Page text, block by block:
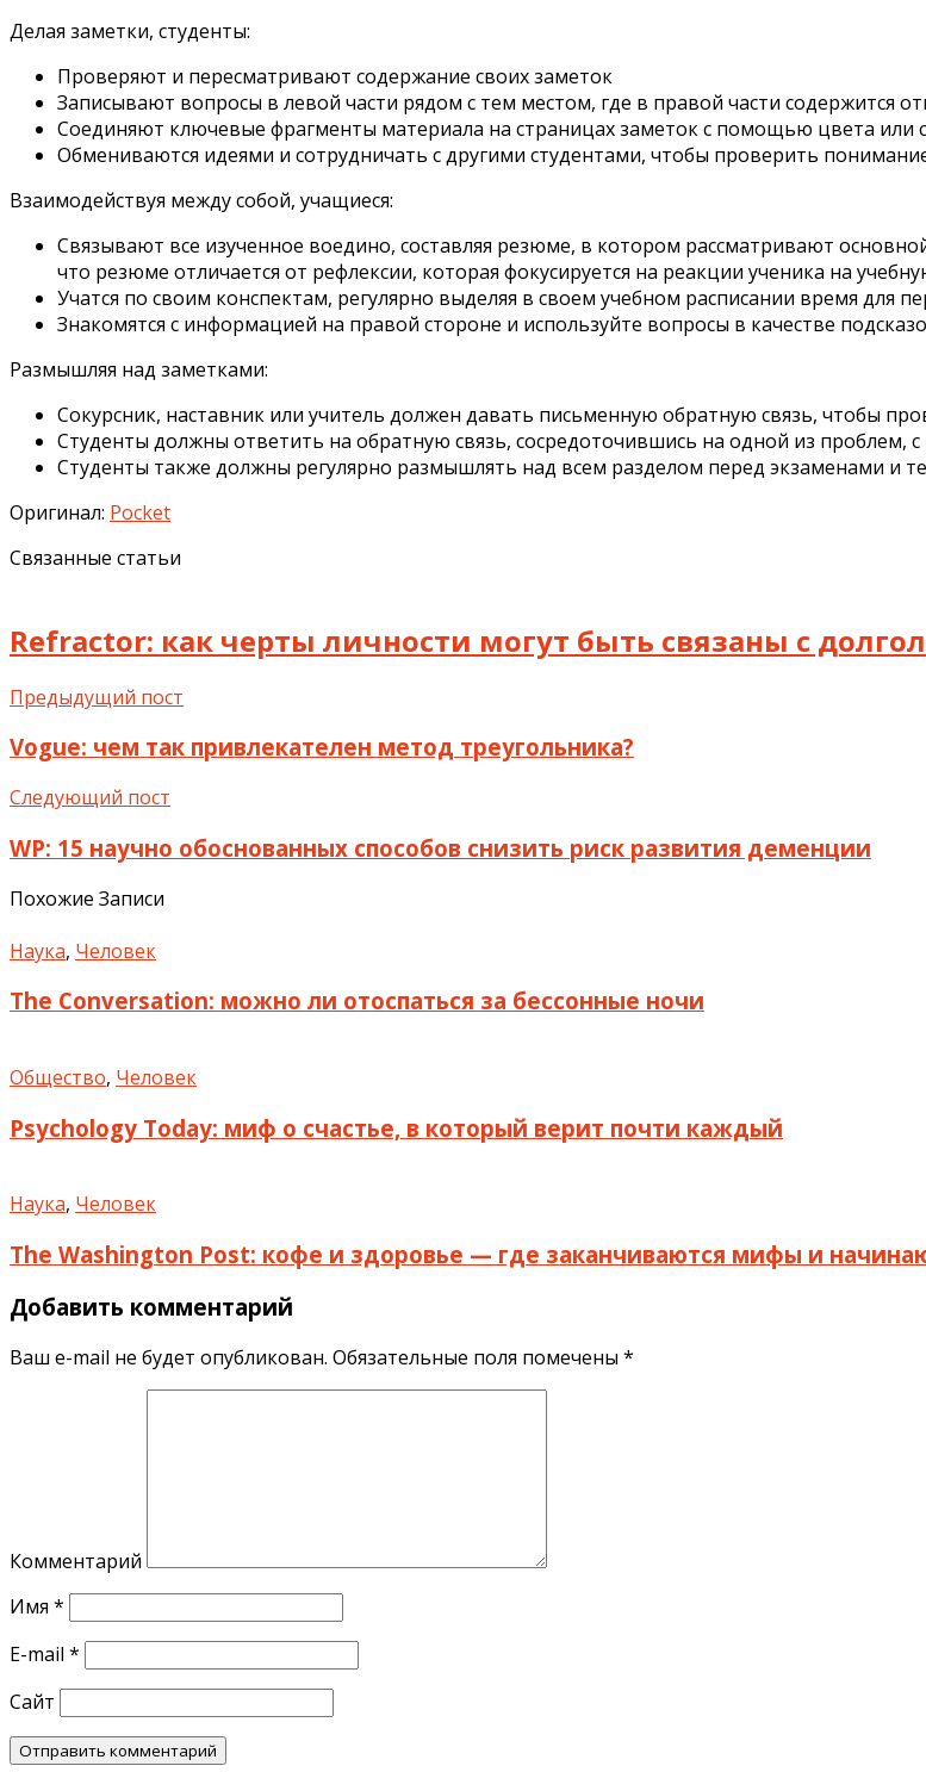
Делая заметки, студенты:
Проверяют и пересматривают содержание своих заметок
Записывают вопросы в левой части рядом с тем местом, где в правой части содержится
Соединяют ключевые фрагменты материала на страницах заметок с помощью цвета или
Обмениваются идеями и сотрудничать с другими студентами, чтобы проверить
Взаимодействуя между собой, учащиеся:
Связывают все изученное воедино, составляя резюме, в котором рассматривают
что резюме отличается от рефлексии, которая фокусируется на реакции ученика на
Учатся по своим конспектам, регулярно выделяя в своем учебном расписании время для
Знакомятся с информацией на правой стороне и используйте вопросы в качестве
Размышляя над заметками:
Сокурсник, наставник или учитель должен давать письменную обратную связь, чтобы
Студенты должны ответить на обратную связь, сосредоточившись на одной из проблем,
Студенты также должны регулярно размышлять над всем разделом перед экзаменами и
Оригинал: Pocket
Связанные статьи
Refractor: как черты личности могут быть связаны с
Предыдущий пост
Vogue: чем так привлекателен метод треугольника?
Следующий пост
WP: 15 научно обоснованных способов снизить риск развития деменции
Похожие Записи
Наука, Человек
The Conversation: можно ли отоспаться за бессонные ночи
Общество, Человек
Psychology Today: миф о счастье, в который верит почти каждый
Наука, Человек
The Washington Post: кофе и здоровье — где заканчиваются мифы и
Добавить комментарий
Ваш e-mail не будет опубликован. Обязательные поля помечены *
Комментарий
Имя *
E-mail *
Сайт